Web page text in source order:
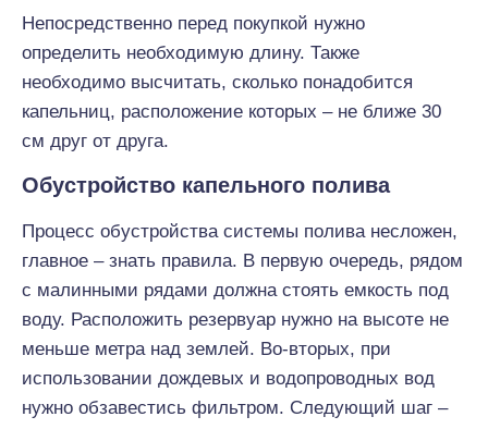
Непосредственно перед покупкой нужно
определить необходимую длину. Также
необходимо высчитать, сколько понадобится
капельниц, расположение которых – не ближе 30
см друг от друга.
Обустройство капельного полива
Процесс обустройства системы полива несложен,
главное – знать правила. В первую очередь, рядом
с малинными рядами должна стоять емкость под
воду. Расположить резервуар нужно на высоте не
меньше метра над землей. Во-вторых, при
использовании дождевых и водопроводных вод
нужно обзавестись фильтром. Следующий шаг –